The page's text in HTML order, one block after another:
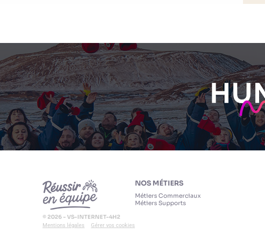
© 2026 - VS-INTERNET-4H2
Mentions légales Gérer vos cookies
NOS MÉTIERS
Métiers Commerciaux
Métiers Supports